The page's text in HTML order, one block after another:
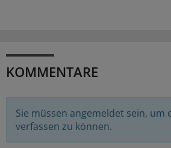
KOMMENTARE
Sie müssen angemeldet sein, um
verfassen zu können.